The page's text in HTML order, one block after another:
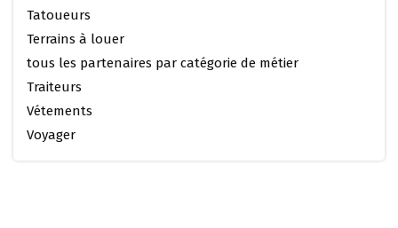
Tatoueurs
Terrains à louer
tous les partenaires par catégorie de métier
Traiteurs
Vétements
Voyager